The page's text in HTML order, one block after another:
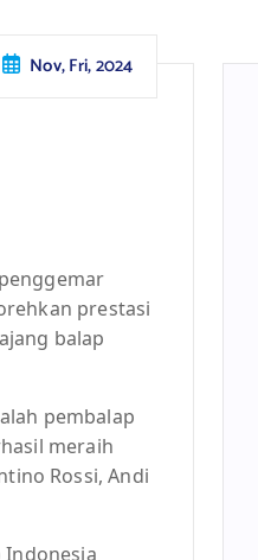
Nov, Fri, 2024
prestasi
balap
pembalap
meraih
Rossi, Andi
Indonesia